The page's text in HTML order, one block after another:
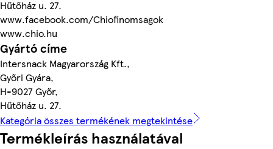
Hűtőház u. 27.
www.facebook.com/Chiofinomsagok
www.chio.hu
Gyártó címe
Intersnack Magyarország Kft.,
Győri Gyára,
H-9027 Győr,
Hűtőház u. 27.
Kategória összes termékének megtekintése
Termékleírás használatával